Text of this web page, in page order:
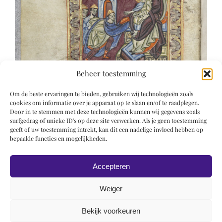
Beheer toestemming
Om de beste ervaringen te bieden, gebruiken wij technologieën zoals
cookies om informatie over je apparaat op te slaan en/of te raadplegen.
Door in te stemmen met deze technologieën kunnen wij gegevens zoals
surfgedrag of unieke ID's op deze site verwerken. Als je geen toestemming
geeft of uw toestemming intrekt, kan dit een nadelige invloed hebben op
bepaalde functies en mogelijkheden.
Accepteren
Weiger
Bekijk voorkeuren